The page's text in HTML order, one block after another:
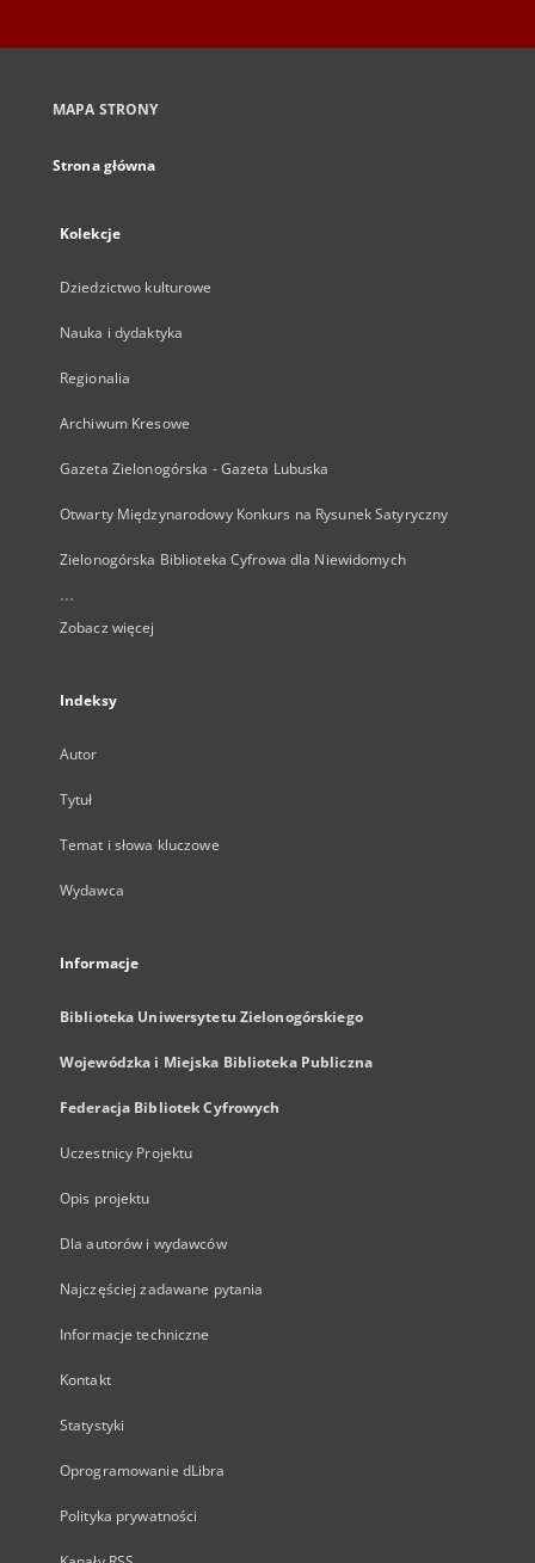
MAPA STRONY
Strona główna
Kolekcje
Dziedzictwo kulturowe
Nauka i dydaktyka
Regionalia
Archiwum Kresowe
Gazeta Zielonogórska - Gazeta Lubuska
Otwarty Międzynarodowy Konkurs na Rysunek Satyryczny
Zielonogórska Biblioteka Cyfrowa dla Niewidomych
...
Zobacz więcej
Indeksy
Autor
Tytuł
Temat i słowa kluczowe
Wydawca
Informacje
Biblioteka Uniwersytetu Zielonogórskiego
Wojewódzka i Miejska Biblioteka Publiczna
Federacja Bibliotek Cyfrowych
Uczestnicy Projektu
Opis projektu
Dla autorów i wydawców
Najczęściej zadawane pytania
Informacje techniczne
Kontakt
Statystyki
Oprogramowanie dLibra
Polityka prywatności